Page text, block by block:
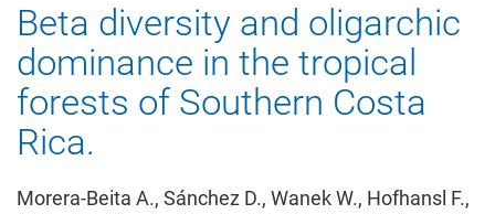
Beta diversity and oligarchic
dominance in the tropical
forests of Southern Costa
Rica.
Morera‐Beita A., Sánchez D., Wanek W., Hofhansl F.,